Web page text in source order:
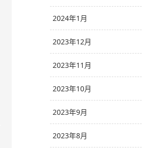
2024年1月
2023年12月
2023年11月
2023年10月
2023年9月
2023年8月